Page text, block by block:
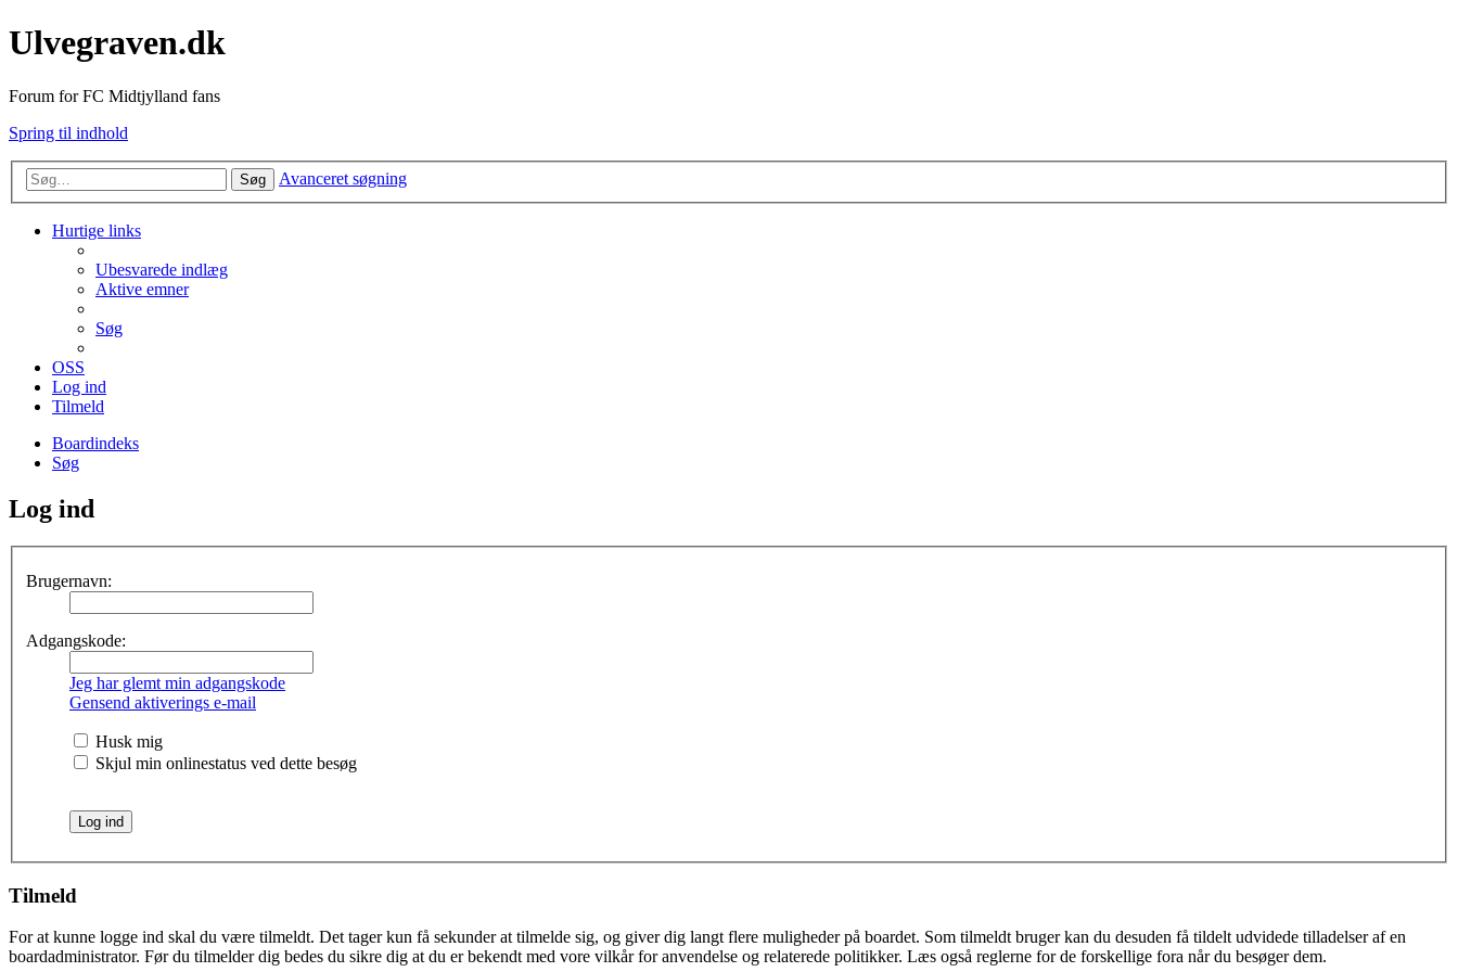
Ulvegraven.dk
Forum for FC Midtjylland fans
Spring til indhold
Søg Avanceret søgning
Hurtige links
Ubesvarede indlæg
Aktive emner
Søg
OSS
Log ind
Tilmeld
Boardindeks
Søg
Log ind
Brugernavn:
Adgangskode:
Jeg har glemt min adgangskode
Gensend aktiverings e-mail
Husk mig
Skjul min onlinestatus ved dette besøg
Tilmeld
For at kunne logge ind skal du være tilmeldt. Det tager kun få sekunder at tilmelde sig, og giver dig langt flere muligheder på boardet. Som tilmeldt bruger kan du desuden få tildelt udvidede tilladelser af en
boardadministrator. Før du tilmelder dig bedes du sikre dig at du er bekendt med vore vilkår for anvendelse og relaterede politikker. Læs også reglerne for de forskellige fora når du besøger dem.